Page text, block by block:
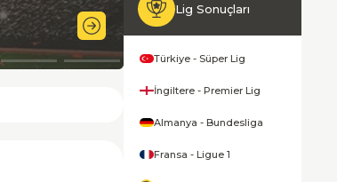
28'Lig Sonuçları
Türkiye - Süper Lig
İngiltere - Premier Lig
Almanya - Bundesliga
Fransa - Ligue 1